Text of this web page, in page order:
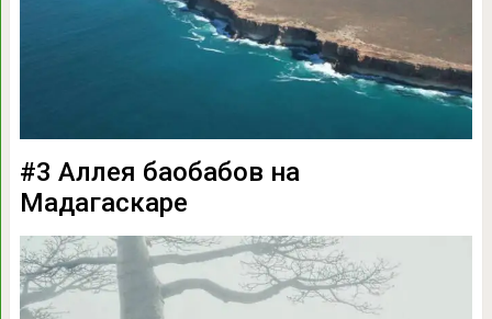
#3 Аллея баобабов на
Мадагаскаре